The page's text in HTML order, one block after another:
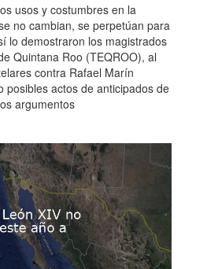
usos y costumbres en la
no cambian, se perpetúan para
lo demostraron los magistrados
Quintana Roo (TEQROO), al
contra Rafael Marín
posibles actos de anticipados de
argumentos